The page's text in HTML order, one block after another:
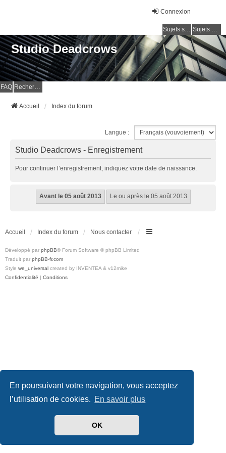
En poursuivant votre navigation, vous acceptez
l’utilisation de cookies. En savoir plus
OK
Connexion
Sujets sans réponse Sujets actifs
Studio Deadcrows
FAQ Rechercher
Accueil Index du forum
Langue :
Studio Deadcrows - Enregistrement
Pour continuer l’enregistrement, indiquez votre date de naissance.
Accueil Index du forum Nous contacter
Développé par phpBB® Forum Software © phpBB Limited
Traduit par phpBB-fr.com
Style we_universal created by INVENTEA & v12mike
Confidentialité | Conditions